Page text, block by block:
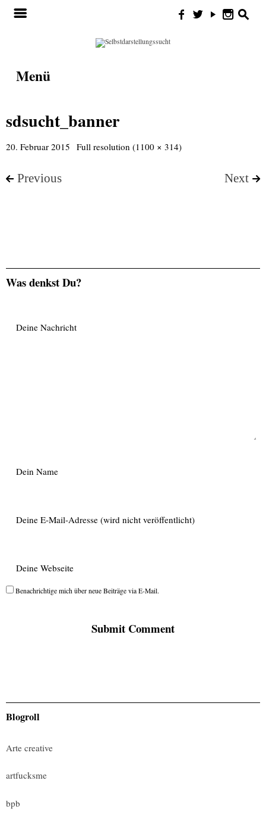
f w y n s
m
Menü
sdsucht_banner
20. Februar 2015 Full resolution (1100 × 314)
< Previous Next >
Was denkst Du?
Benachrichtige mich über neue Beiträge via E-Mail.
Blogroll
Arte creative
artfucksme
bpb